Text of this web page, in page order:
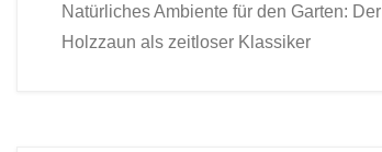
Natürliches Ambiente für den Garten: Der
Holzzaun als zeitloser Klassiker